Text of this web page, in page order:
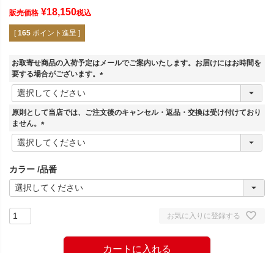
販売価格 ¥18,150税込
[ 165 ポイント進呈 ]
お取寄せ商品の入荷予定はメールでご案内いたします。お届けにはお時間を
要する場合がございます。
(
須
原則として当店では、ご注文後のキャンセル・返品・交換は受け付けており
ません。
(
必
)
カラー 品番
お気に入りに登録する
カートに入れる